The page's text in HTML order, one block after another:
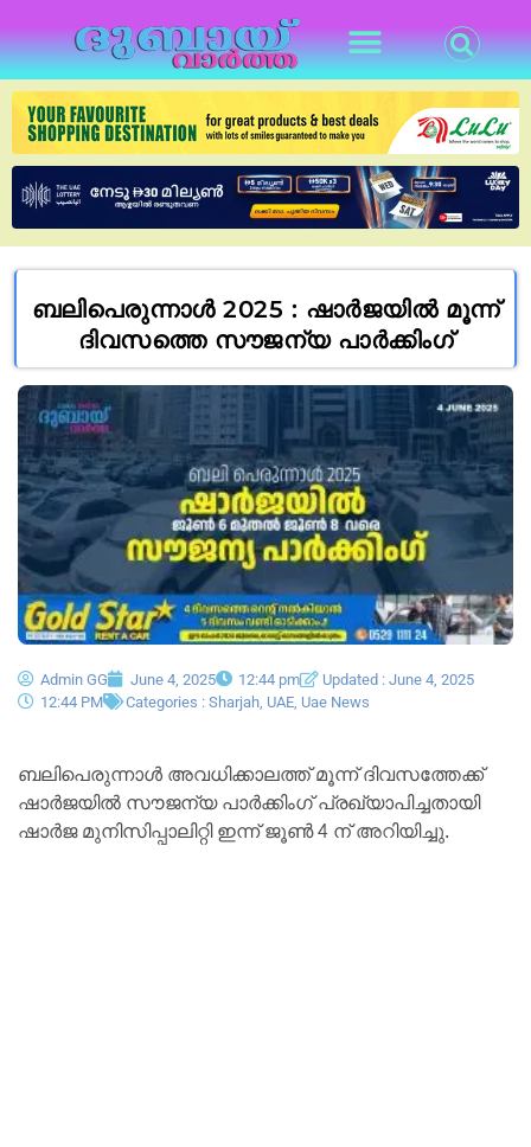
ബലിപെരുന്നാൾ 2025 : ഷാർജയിൽ മൂന്ന്
ദിവസത്തെ സൗജന്യ പാർക്കിംഗ്
Admin GG June 4, 2025 12:44 pm
Updated : June 4, 2025
12:44 PM
Categories : Sharjah UAE Uae News
ബലിപെരുന്നാൾ അവധിക്കാലത്ത് മൂന്ന് ദിവസത്തേക്ക്
ഷാർജയിൽ സൗജന്യ പാർക്കിംഗ് പ്രഖ്യാപിച്ചതായി
ഷാർജ മുനിസിപ്പാലിറ്റി ഇന്ന് ജൂൺ 4 ന് അറിയിച്ചു.